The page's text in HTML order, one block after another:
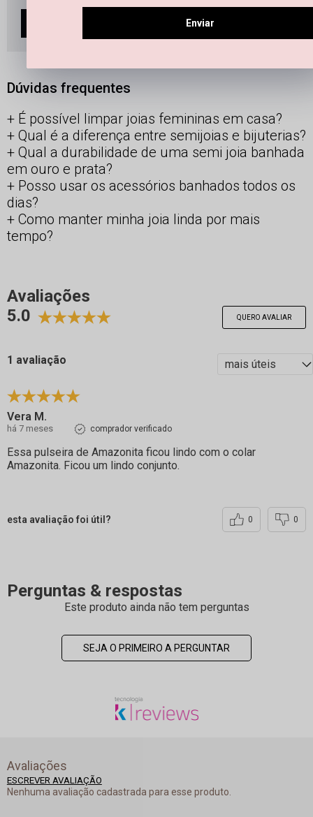
ADICIONAR À SACOLA
Dúvidas frequentes
É possível limpar joias femininas em casa?
Qual é a diferença entre semijoias e bijuterias?
Qual a durabilidade de uma semi joia banhada
em ouro e prata?
Posso usar os acessórios banhados todos os
dias?
Como manter minha joia linda por mais
tempo?
Avaliações
5.0
QUERO AVALIAR
1 avaliação
Vera M.
há 7 meses comprador verificado
Essa pulseira de Amazonita ficou lindo com o colar
Amazonita. Ficou um lindo conjunto.
esta avaliação foi útil? 0 0
Perguntas & respostas
Este produto ainda não tem perguntas
SEJA O PRIMEIRO A PERGUNTAR
Avaliações
ESCREVER AVALIAÇÃO
Nenhuma avaliação cadastrada para esse produto.
Enviar